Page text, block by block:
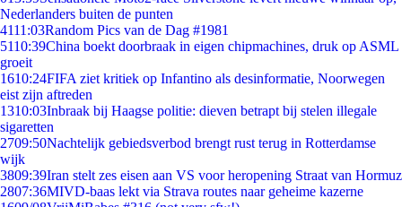
Nederlanders buiten de punten
4111:03Random Pics van de Dag #1981
5110:39China boekt doorbraak in eigen chipmachines, druk op ASML
groeit
1610:24FIFA ziet kritiek op Infantino als desinformatie, Noorwegen
eist zijn aftreden
1310:03Inbraak bij Haagse politie: dieven betrapt bij stelen illegale
sigaretten
2709:50Nachtelijk gebiedsverbod brengt rust terug in Rotterdamse
wijk
3809:39Iran stelt zes eisen aan VS voor heropening Straat van Hormuz
2807:36MIVD-baas lekt via Strava routes naar geheime kazerne